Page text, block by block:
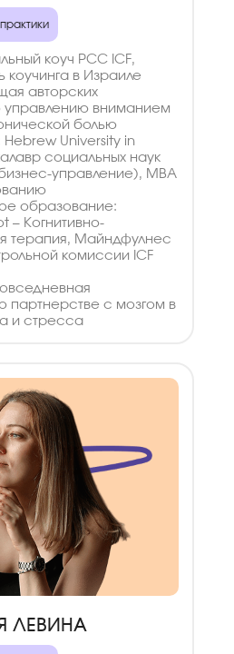
коуч PCC ICF,
коучинга в Израиле
авторских
вниманием
болью
University in
социальных наук
управление), МВА
образование:
– Когнитивно-
терапия, Майндфулнес
комиссии ICF
партнерстве с мозгом в
и стресса
ЛЕВИНА